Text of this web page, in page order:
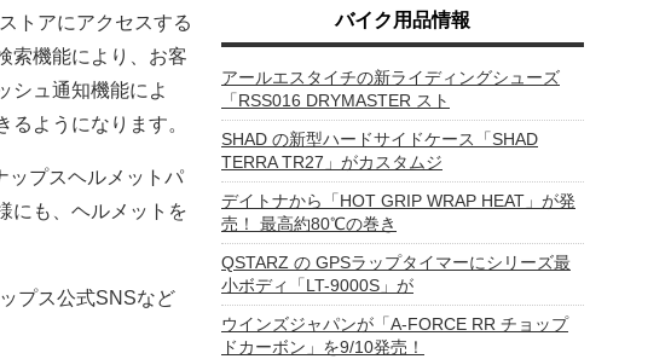
トアにアクセスする
索機能により、お客
シュ通知機能によ
ようになります。
ップスヘルメットパ
にも、ヘルメットを
プス公式SNSなど
バイク用品情報
アールエスタイチの新ライディングシューズ
「RSS016 DRYMASTER スト
SHAD の新型ハードサイドケース「SHAD
TERRA TR27」がカスタムジ
デイトナから「HOT GRIP WRAP HEAT」が発
売！ 最高約80℃の巻き
QSTARZ の GPSラップタイマーにシリーズ最
小ボディ「LT-9000S」が
ウインズジャパンが「A-FORCE RR チョップ
ドカーボン」を9/10発売！